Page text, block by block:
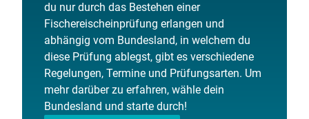
du nur durch das Bestehen einer
Fischereischeinprüfung erlangen und
abhängig vom Bundesland, in welchem du
diese Prüfung ablegst, gibt es verschiedene
Regelungen, Termine und Prüfungsarten. Um
mehr darüber zu erfahren, wähle dein
Bundesland und starte durch!